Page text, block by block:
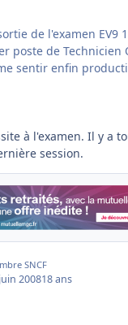
de l'examen EV9
poste de Technicien
sentir enfin
à l'examen. Il y a
session.
SNCF
200818 ans